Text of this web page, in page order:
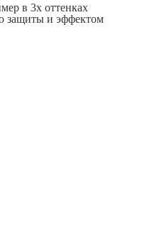
в 3х оттенках
защиты и эффектом